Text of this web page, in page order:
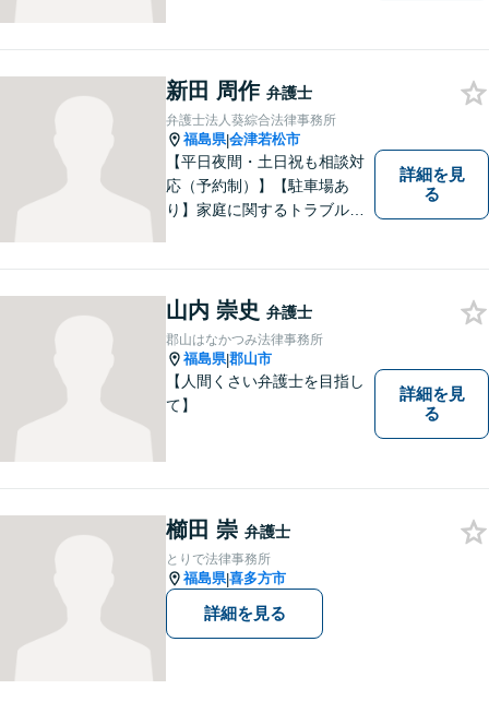
なるようなことがありました
ら、お気軽にご相談くださ
い。
新田 周作 弁護士
弁護士法人葵綜合法律事務所
福島県|会津若松市
【平日夜間・土日祝も相談対
応（予約制）】【駐車場あ
り】家庭に関するトラブルか
詳細を見
る
山内 崇史 弁護士
郡山はなかつみ法律事務所
福島県|郡山市
【人間くさい弁護士を目指し
て】
詳細を見
る
櫛田 崇 弁護士
とりで法律事務所
福島県|喜多方市
詳細を見る